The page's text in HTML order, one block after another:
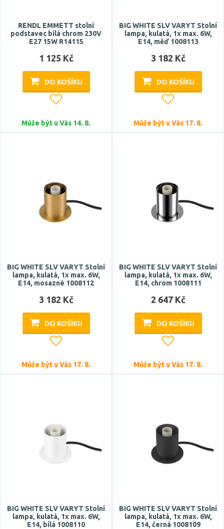
RENDL EMMETT stolní
podstavec bílá chrom 230V
E27 15W R14115
1 125 Kč
DO KOŠÍKU
Může být u Vás 14. 8.
BIG WHITE SLV VARYT Stolní
lampa, kulatá, 1x max. 6W,
E14, měď 1008113
3 182 Kč
DO KOŠÍKU
Může být u Vás 17. 8.
BIG WHITE SLV VARYT Stolní
lampa, kulatá, 1x max. 6W,
E14, mosazné 1008112
3 182 Kč
DO KOŠÍKU
Může být u Vás 17. 8.
BIG WHITE SLV VARYT Stolní
lampa, kulatá, 1x max. 6W,
E14, chrom 1008111
2 647 Kč
DO KOŠÍKU
Může být u Vás 17. 8.
BIG WHITE SLV VARYT Stolní
lampa, kulatá, 1x max. 6W,
E14, bílá 1008110
BIG WHITE SLV VARYT Stolní
lampa, kulatá, 1x max. 6W,
E14, černá 1008109